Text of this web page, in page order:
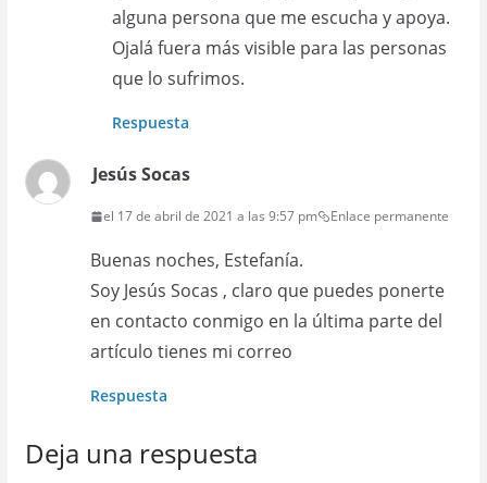
alguna persona que me escucha y apoya.
Ojalá fuera más visible para las personas
que lo sufrimos.
Respuesta
Jesús Socas
el 17 de abril de 2021 a las 9:57 pm Enlace permanente
Buenas noches, Estefanía.
Soy Jesús Socas , claro que puedes ponerte
en contacto conmigo en la última parte del
artículo tienes mi correo
Respuesta
Deja una respuesta